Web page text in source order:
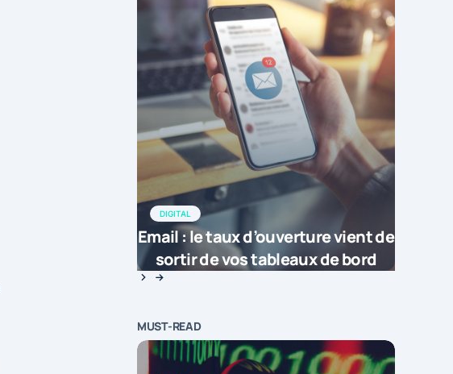
DIGITAL
Email : le taux d’ouverture vient de
sortir de vos tableaux de bord
MUST-READ